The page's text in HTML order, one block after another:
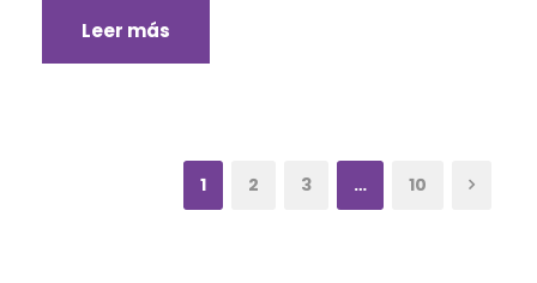
Leer más
1 2 3 … 10